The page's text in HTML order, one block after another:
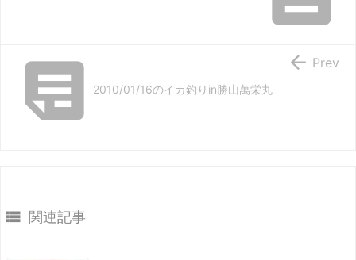
2010/01/16のイカ釣りin勝山萬栄丸
 Prev
 関連記事